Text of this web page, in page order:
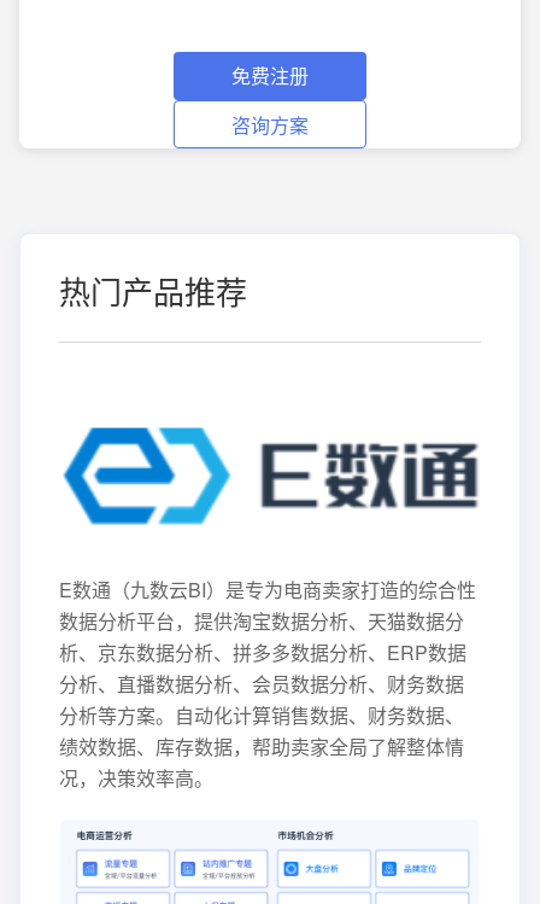
免费注册
咨询方案
热门产品推荐
E数通（九数云BI）是专为电商卖家打造的综合性
数据分析平台，提供淘宝数据分析、天猫数据分
析、京东数据分析、拼多多数据分析、ERP数据
分析、直播数据分析、会员数据分析、财务数据
分析等方案。自动化计算销售数据、财务数据、
绩效数据、库存数据，帮助卖家全局了解整体情
况，决策效率高。